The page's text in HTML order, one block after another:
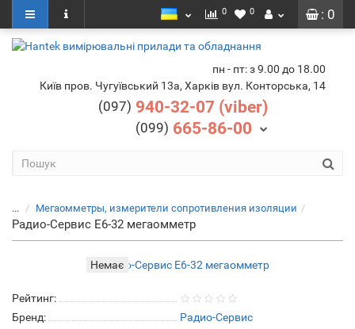
: 0
0 0
пн - пт: з 9.00 до 18.00
Київ пров. Чугуївський 13а, Харків вул. Конторська, 14
(097) 940-32-07 (viber)
(099) 665-86-00
... Мегаомметры, измерители сопротивления изоляции
Радио-Сервис Е6-32 мегаомметр
Немає
Рейтинг:
Бренд:
Радио-Cервис